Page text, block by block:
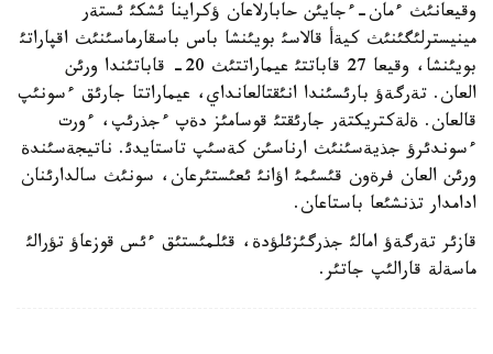
وقيعانئث ءمان-ءجايئن حابارلاعان ؤكراينا ئشكئ ئستةر
مينيسترلئگئنئث كيةأ قالاسئ بويئنشا باس باسقارماسئنئث اقپاراتئ
بويئنشا، وقيعا 27 قاباتتئ عيماراتتئث 20- قاباتئندا ورئن
العان. تةرگةؤ بارئسئندا انئقتالعانداي، عيماراتتا جارئق ءسونئپ
قالعان. ةلةكتريكتةر جارئقتئ قوسامئز دةپ ءجذرئپ، ءورت
ءسوندئرؤ جذيةسئنئث ارناسئن كةسئپ تاستايدئ. ناتيجةسئندة
ورئن العان فرةون قئسئمئ اؤانئ ئعئستئرعان، سونئث سالدارئنان
ادامدار تذنشئعا باستاعان.
قازئر تةرگةؤ امالئ جذرگئزئلؤدة، قئلمئستئق ءئس قوزعاؤ تؤرالئ
ماسةلة قارالئپ جاتئر.